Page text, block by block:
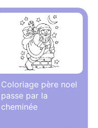
Coloriage père noel
passe par la
cheminée